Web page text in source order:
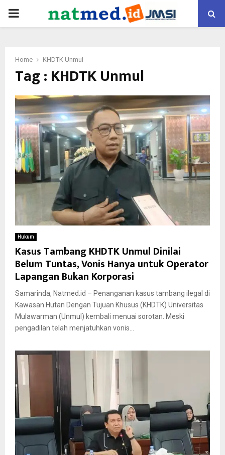
PRIMARY
Home KHDTK Unmul
Tag : KHDTK Unmul
Hukum
Kasus Tambang KHDTK Unmul Dinilai
Belum Tuntas, Vonis Hanya untuk Operator
Lapangan Bukan Korporasi
Samarinda, Natmed.id – Penanganan kasus tambang ilegal di
Kawasan Hutan Dengan Tujuan Khusus (KHDTK) Universitas
Mulawarman (Unmul) kembali menuai sorotan. Meski
pengadilan telah menjatuhkan vonis...